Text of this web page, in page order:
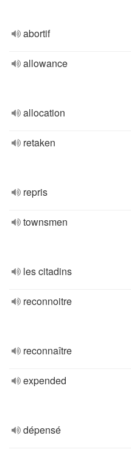
abortif
allowance
allocation
retaken
repris
townsmen
les citadins
reconnoitre
reconnaître
expended
dépensé